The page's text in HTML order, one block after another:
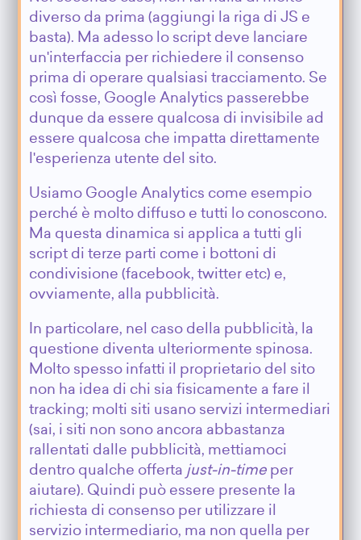
diverso da prima (aggiungi la riga di JS e
basta). Ma adesso lo script deve lanciare
un'interfaccia per richiedere il consenso
prima di operare qualsiasi tracciamento. Se
così fosse, Google Analytics passerebbe
dunque da essere qualcosa di invisibile ad
essere qualcosa che impatta direttamente
l'esperienza utente del sito.
Usiamo Google Analytics come esempio
perché è molto diffuso e tutti lo conoscono.
Ma questa dinamica si applica a tutti gli
script di terze parti come i bottoni di
condivisione (facebook, twitter etc) e,
ovviamente, alla pubblicità.
In particolare, nel caso della pubblicità, la
questione diventa ulteriormente spinosa.
Molto spesso infatti il proprietario del sito
non ha idea di chi sia fisicamente a fare il
tracking; molti siti usano servizi intermediari
(sai, i siti non sono ancora abbastanza
rallentati dalle pubblicità, mettiamoci
dentro qualche offerta just-in-time per
aiutare). Quindi può essere presente la
richiesta di consenso per utilizzare il
servizio intermediario, ma non quella per